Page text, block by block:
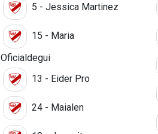
5 - Jessica Martinez
15 - Maria
Oficialdegui
13 - Eider Pro
24 - Maialen